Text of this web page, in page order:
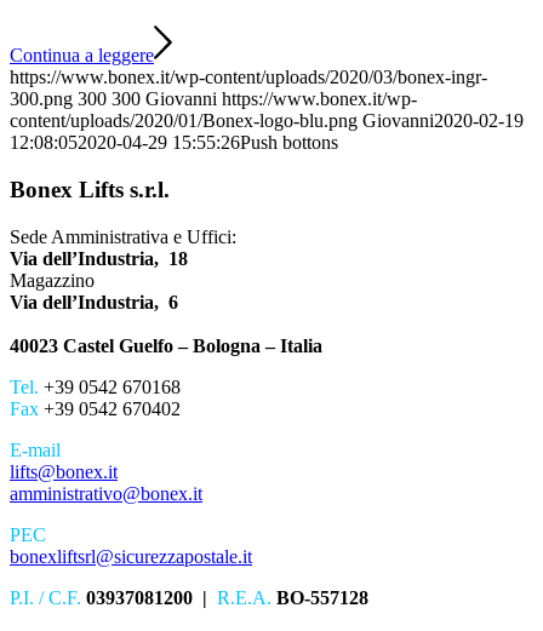
Continua a leggere
https://www.bonex.it/wp-content/uploads/2020/03/bonex-ingr-
300.png 300 300 Giovanni https://www.bonex.it/wp-
content/uploads/2020/01/Bonex-logo-blu.png Giovanni2020-02-19
12:08:052020-04-29 15:55:26Push bottons
Bonex Lifts s.r.l.
Sede Amministrativa e Uffici:
Via dell’Industria, 18
Magazzino
Via dell’Industria, 6
40023 Castel Guelfo – Bologna – Italia
Tel. +39 0542 670168
Fax +39 0542 670402
E-mail
lifts@bonex.it
amministrativo@bonex.it
PEC
bonexliftsrl@sicurezzapostale.it
P.I. / C.F. 03937081200 | R.E.A. BO-557128